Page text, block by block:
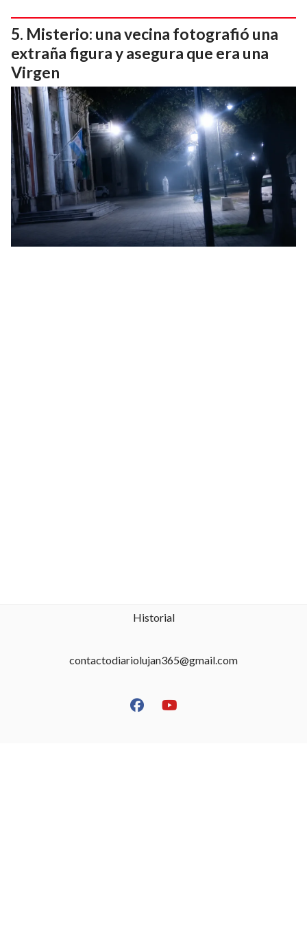
Misterio: una vecina fotografió una
extraña figura y asegura que era una
Virgen
Historial
contactodiariolujan365@gmail.com